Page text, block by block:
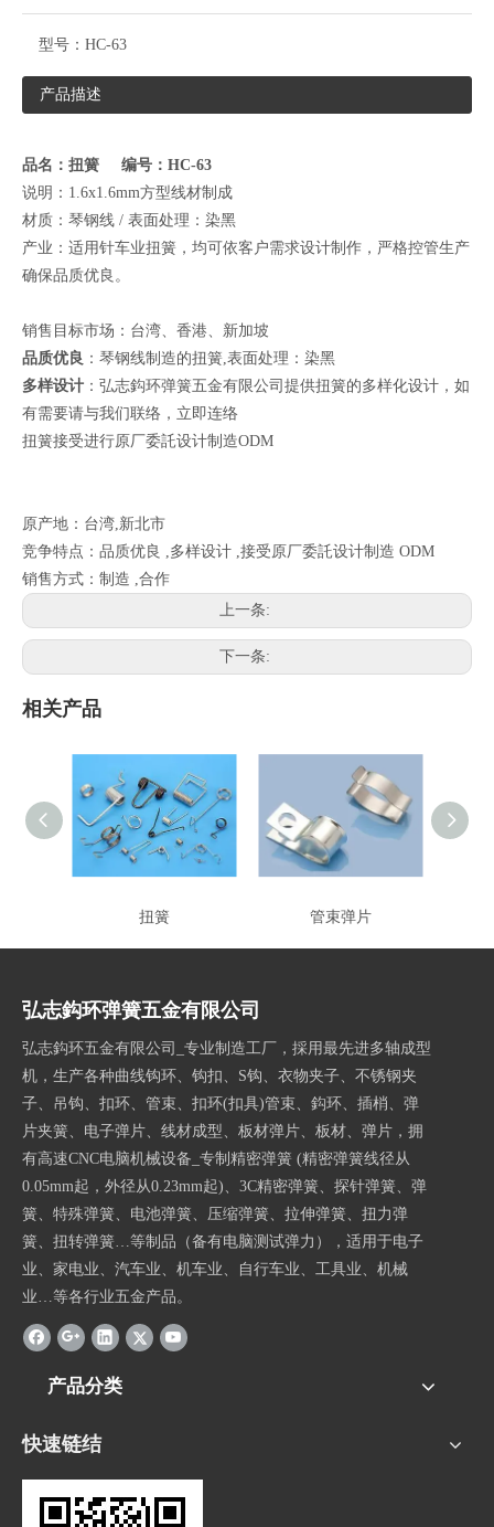
型号： HC-63
产品描述
品名：扭簧 编号：HC-63
说明：1.6x1.6mm方型线材制成
材质：琴钢线 / 表面处理：染黑
产业：适用针车业扭簧，均可依客户需求设计制作，严格控管生产
确保品质优良。
销售目标市场：台湾、香港、新加坡
品质优良 ：琴钢线制造的扭簧,表面处理：染黑
多样设计 ：弘志鈎环弹簧五金有限公司提供扭簧的多样化设计，如
有需要请与我们联络， 立即连络
扭簧接受进行原厂委託设计制造ODM
原产地：台湾,新北市
竞争特点：品质优良 ,多样设计 ,接受原厂委託设计制造 ODM
销售方式：制造 ,合作
上一条:
下一条:
相关产品
扭簧 管束弹片
弘志鈎环弹簧五金有限公司
弘志鈎环五金有限公司_专业制造工厂，採用最先进多轴成型
机，生产各种曲线钩环、钩扣、S钩、衣物夹子、不锈钢夹
子、吊钩、扣环、管束、扣环(扣具)管束、鈎环、插梢、弹
片夹簧、电子弹片、线材成型、板材弹片、板材、弹片，拥
有高速CNC电脑机械设备_专制精密弹簧 (精密弹簧线径从
0.05mm起，外径从0.23mm起)、3C精密弹簧、探针弹簧、弹
簧、特殊弹簧、电池弹簧、压缩弹簧、拉伸弹簧、扭力弹
簧、扭转弹簧…等制品（备有电脑测试弹力），适用于电子
业、家电业、汽车业、机车业、自行车业、工具业、机械
业…等各行业五金产品。
产品分类
快速链结